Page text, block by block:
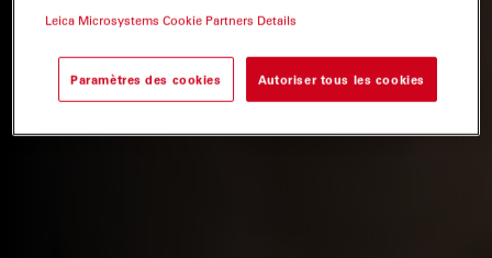
Leica Microsystems Cookie Partners Details
Paramètres des cookies Autoriser tous les cookies